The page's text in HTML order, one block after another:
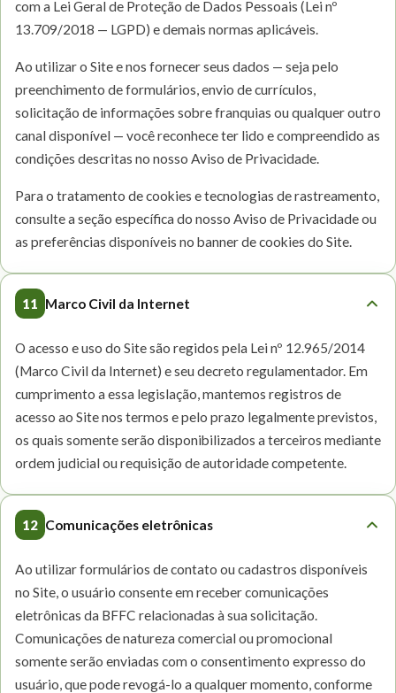
com a Lei Geral de Proteção de Dados Pessoais (Lei nº
13.709/2018 — LGPD) e demais normas aplicáveis.
Ao utilizar o Site e nos fornecer seus dados — seja pelo
preenchimento de formulários, envio de currículos,
solicitação de informações sobre franquias ou qualquer outro
canal disponível — você reconhece ter lido e compreendido as
condições descritas no nosso Aviso de Privacidade.
Para o tratamento de cookies e tecnologias de rastreamento,
consulte a seção específica do nosso Aviso de Privacidade ou
as preferências disponíveis no banner de cookies do Site.
11 Marco Civil da Internet
O acesso e uso do Site são regidos pela Lei nº 12.965/2014
(Marco Civil da Internet) e seu decreto regulamentador. Em
cumprimento a essa legislação, mantemos registros de
acesso ao Site nos termos e pelo prazo legalmente previstos,
os quais somente serão disponibilizados a terceiros mediante
ordem judicial ou requisição de autoridade competente.
12 Comunicações eletrônicas
Ao utilizar formulários de contato ou cadastros disponíveis
no Site, o usuário consente em receber comunicações
eletrônicas da BFFC relacionadas à sua solicitação.
Comunicações de natureza comercial ou promocional
somente serão enviadas com o consentimento expresso do
usuário, que pode revogá-lo a qualquer momento, conforme